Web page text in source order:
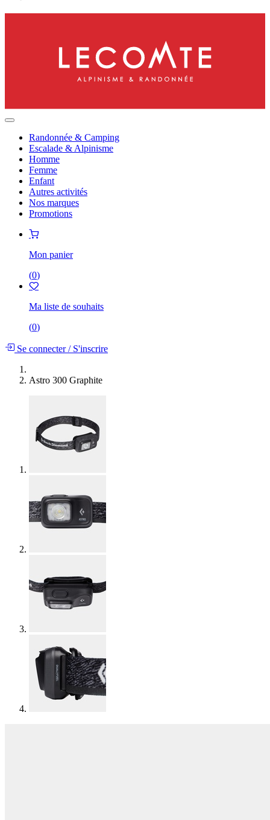
Randonnée & Camping
Escalade & Alpinisme
Homme
Femme
Enfant
Autres activités
Nos marques
Promotions
Mon panier
(0)
Ma liste de souhaits
(0)
Se connecter/S'inscrire
Astro 300 Graphite